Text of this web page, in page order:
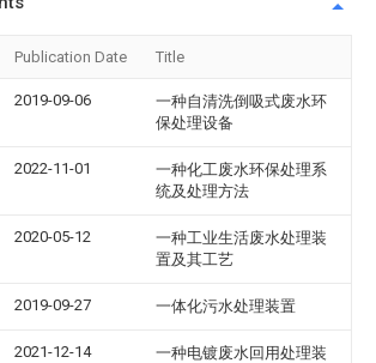
Publication Date Title
2019-09-06
一种自清洗倒吸式废水环
保处理设备
2022-11-01
一种化工废水环保处理系
统及处理方法
2020-05-12
一种工业生活废水处理装
置及其工艺
2019-09-27 一体化污水处理装置
2021-12-14
一种电镀废水回用处理装